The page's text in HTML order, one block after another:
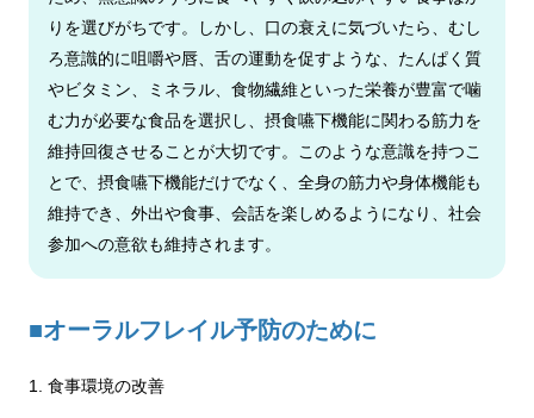
りを選びがちです。しかし、口の衰えに気づいたら、むし
ろ意識的に咀嚼や唇、舌の運動を促すような、たんぱく質
やビタミン、ミネラル、食物繊維といった栄養が豊富で噛
む力が必要な食品を選択し、摂食嚥下機能に関わる筋力を
維持回復させることが大切です。このような意識を持つこ
とで、摂食嚥下機能だけでなく、全身の筋力や身体機能も
維持でき、外出や食事、会話を楽しめるようになり、社会
参加への意欲も維持されます。
■オーラルフレイル予防のために
1. 食事環境の改善